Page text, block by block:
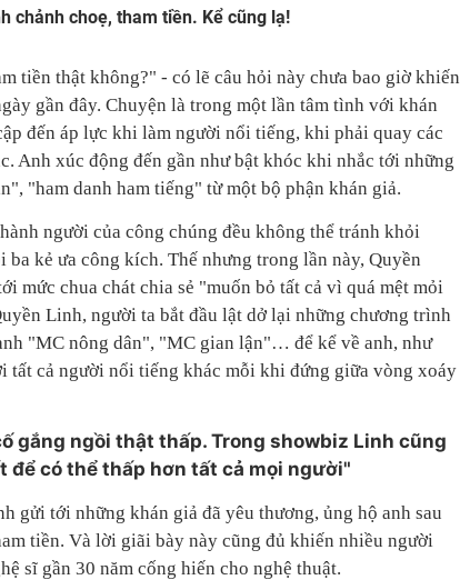
chảnh choẹ, tham tiền. Kể cũng lạ!
tiền thật không?" - có lẽ câu hỏi này chưa bao giờ khiến
gần đây. Chuyện là trong một lần tâm tình với khán
đến áp lực khi làm người nổi tiếng, khi phải quay các
Anh xúc động đến gần như bật khóc khi nhắc tới những
"ham danh ham tiếng" từ một bộ phận khán giả.
người của công chúng đều không thể tránh khỏi
kẻ ưa công kích. Thế nhưng trong lần này, Quyền
mức chua chát chia sẻ "muốn bỏ tất cả vì quá mệt mỏi
Linh, người ta bắt đầu lật dở lại những chương trình
"MC nông dân", "MC gian lận"… để kể về anh, như
tất cả người nổi tiếng khác mỗi khi đứng giữa vòng xoáy
gắng ngồi thật thấp. Trong showbiz Linh cũng
để có thể thấp hơn tất cả mọi người"
gửi tới những khán giả đã yêu thương, ủng hộ anh sau
tiền. Và lời giãi bày này cũng đủ khiến nhiều người
sĩ gần 30 năm cống hiến cho nghệ thuật.